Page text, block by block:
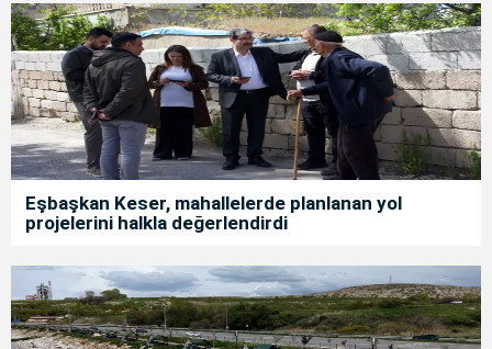
Eşbaşkan Keser, mahallelerde planlanan yol
projelerini halkla değerlendirdi